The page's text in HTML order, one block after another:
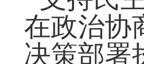
第十五
共产党处